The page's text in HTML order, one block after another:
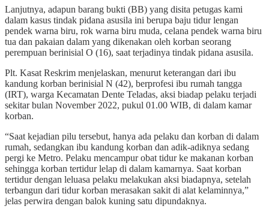
Lanjutnya, adapun barang bukti (BB) yang disita petugas kami
dalam kasus tindak pidana asusila ini berupa baju tidur lengan
pendek warna biru, rok warna biru muda, celana pendek warna biru
tua dan pakaian dalam yang dikenakan oleh korban seorang
perempuan berinisial O (16), saat terjadinya tindak pidana asusila.
Plt. Kasat Reskrim menjelaskan, menurut keterangan dari ibu
kandung korban berinisial N (42), berprofesi ibu rumah tangga
(IRT), warga Kecamatan Dente Teladas, aksi biadap pelaku terjadi
sekitar bulan November 2022, pukul 01.00 WIB, di dalam kamar
korban.
“Saat kejadian pilu tersebut, hanya ada pelaku dan korban di dalam
rumah, sedangkan ibu kandung korban dan adik-adiknya sedang
pergi ke Metro. Pelaku mencampur obat tidur ke makanan korban
sehingga korban tertidur lelap di dalam kamarnya. Saat korban
tertidur dengan leluasa pelaku melakukan aksi biadapnya, setelah
terbangun dari tidur korban merasakan sakit di alat kelaminnya,”
jelas perwira dengan balok kuning satu dipundaknya.